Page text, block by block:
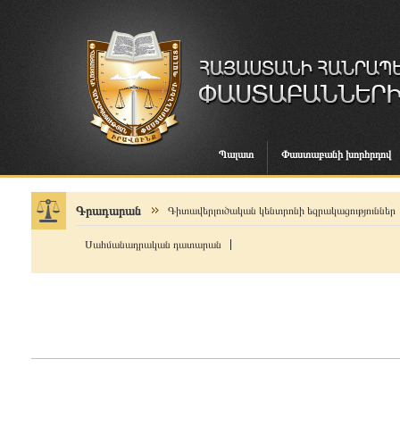
Պալատ Փաստաբանի խորհրդով
Գրադարան Գիտավերլուծական կենտրոնի եզրակացություններ
Սահմանադրական դատարան